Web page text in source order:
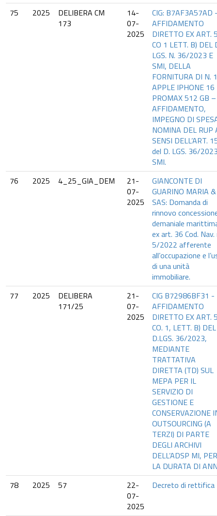
75
2025
DELIBERA CM
173
14-
07-
2025
CIG: B7AF3A57AD
AFFIDAMENTO
DIRETTO EX ART.
CO 1 LETT. B) DEL
LGS. N. 36/2023 E
SMI, DELLA
FORNITURA DI N. 1
APPLE IPHONE 16
PROMAX 512 GB –
AFFIDAMENTO,
IMPEGNO DI
NOMINA DEL RUP
SENSI DELL’ART.
del D. LGS. 36/
SMI.
76
2025 4_25_GIA_DEM
21-
07-
2025
GIANCONTE DI
GUARINO MARIA &
SAS: Domanda di
rinnovo
demaniale
ex art. 36 Cod. Nav.
5/2022 afferente
all’occupazione e
di una unità
immobiliare.
77
2025
DELIBERA
171/25
21-
07-
2025
CIG B72986BF31 -
AFFIDAMENTO
DIRETTO EX ART.
CO. 1, LETT. B) DEL
D.LGS. 36/2023,
MEDIANTE
TRATTATIVA
DIRETTA (TD) SUL
MEPA PER IL
SERVIZIO DI
GESTIONE E
CONSERVAZIONE
OUTSOURCING (A
TERZI) DI PARTE
DEGLI ARCHIVI
DELL’ADSP MI, PER
LA DURATA DI
78
2025 57
22-
07-
2025
Decreto di rettifica